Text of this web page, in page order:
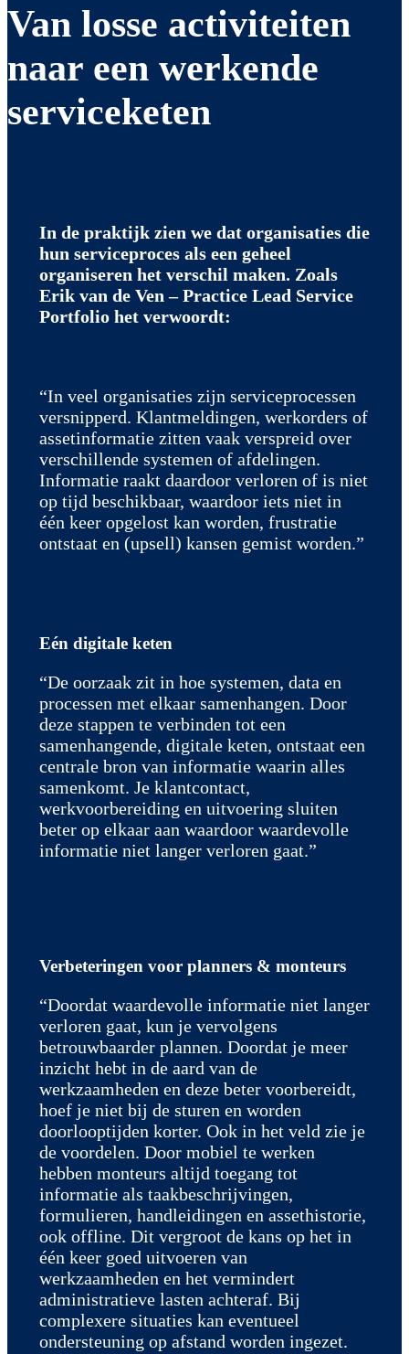
Van losse activiteiten
naar een werkende
serviceketen
In de praktijk zien we dat organisaties die
hun serviceproces als een geheel
organiseren het verschil maken. Zoals
Erik van de Ven – Practice Lead Service
Portfolio het verwoordt:
“In veel organisaties zijn serviceprocessen
versnipperd. Klantmeldingen, werkorders of
assetinformatie zitten vaak verspreid over
verschillende systemen of afdelingen.
Informatie raakt daardoor verloren of is niet
op tijd beschikbaar, waardoor iets niet in
één keer opgelost kan worden, frustratie
ontstaat en (upsell) kansen gemist worden.”
Eén digitale keten
“De oorzaak zit in hoe systemen, data en
processen met elkaar samenhangen. Door
deze stappen te verbinden tot een
samenhangende, digitale keten, ontstaat een
centrale bron van informatie waarin alles
samenkomt. Je klantcontact,
werkvoorbereiding en uitvoering sluiten
beter op elkaar aan waardoor waardevolle
informatie niet langer verloren gaat.”
Verbeteringen voor planners & monteurs
“Doordat waardevolle informatie niet langer
verloren gaat, kun je vervolgens
betrouwbaarder plannen. Doordat je meer
inzicht hebt in de aard van de
werkzaamheden en deze beter voorbereidt,
hoef je niet bij de sturen en worden
doorlooptijden korter. Ook in het veld zie je
de voordelen. Door mobiel te werken
hebben monteurs altijd toegang tot
informatie als taakbeschrijvingen,
formulieren, handleidingen en assethistorie,
ook offline. Dit vergroot de kans op het in
één keer goed uitvoeren van
werkzaamheden en het vermindert
administratieve lasten achteraf. Bij
complexere situaties kan eventueel
ondersteuning op afstand worden ingezet.